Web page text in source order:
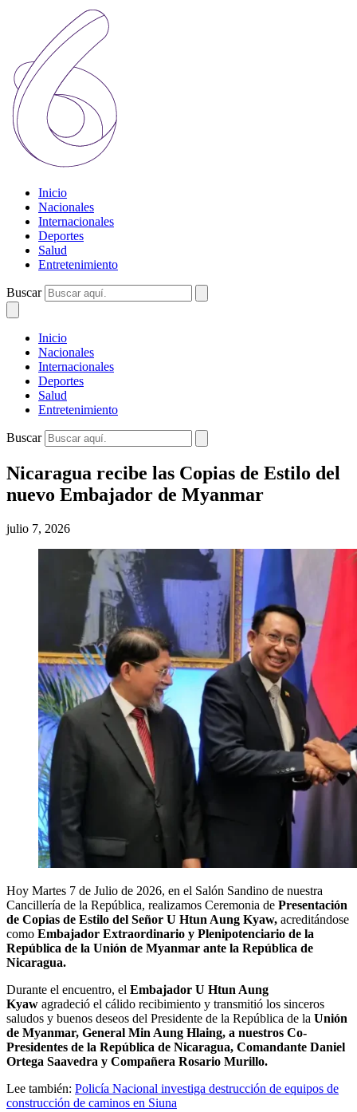
Inicio
Nacionales
Internacionales
Deportes
Salud
Entretenimiento
Buscar
Inicio
Nacionales
Internacionales
Deportes
Salud
Entretenimiento
Buscar
Nicaragua recibe las Copias de Estilo del
nuevo Embajador de Myanmar
julio 7, 2026
Hoy Martes 7 de Julio de 2026, en el Salón Sandino de nuestra
Cancillería de la República, realizamos Ceremonia de Presentación
de Copias de Estilo del Señor U Htun Aung Kyaw, acreditándose
como Embajador Extraordinario y Plenipotenciario de la
República de la Unión de Myanmar ante la República de
Nicaragua.
Durante el encuentro, el Embajador U Htun Aung
Kyaw agradeció el cálido recibimiento y transmitió los sinceros
saludos y buenos deseos del Presidente de la República de la Unión
de Myanmar, General Min Aung Hlaing, a nuestros Co-
Presidentes de la República de Nicaragua, Comandante Daniel
Ortega Saavedra y Compañera Rosario Murillo.
Lee también: Policía Nacional investiga destrucción de equipos de
construcción de caminos en Siuna